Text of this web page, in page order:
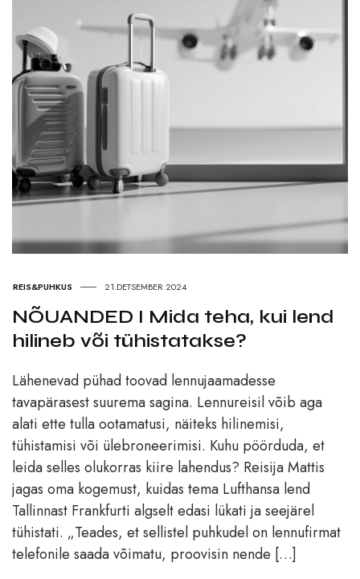
REIS&PUHKUS 21.DETSEMBER 2024
NÕUANDED I Mida teha, kui lend
hilineb või tühistatakse?
Lähenevad pühad toovad lennujaamadesse
tavapärasest suurema sagina. Lennureisil võib aga
alati ette tulla ootamatusi, näiteks hilinemisi,
tühistamisi või ülebroneerimisi. Kuhu pöörduda, et
leida selles olukorras kiire lahendus? Reisija Mattis
jagas oma kogemust, kuidas tema Lufthansa lend
Tallinnast Frankfurti algselt edasi lükati ja seejärel
tühistati. „Teades, et sellistel puhkudel on lennufirmat
telefonile saada võimatu, proovisin nende […]